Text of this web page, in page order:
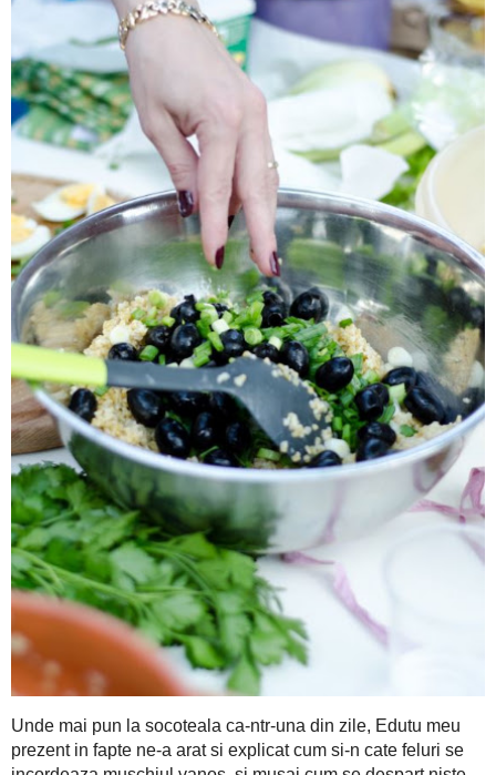
treaba, plus explicatii, explicatii.. ;) la o ora arzatoare din zi!